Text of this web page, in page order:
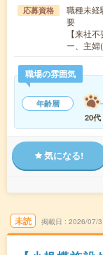
応募資格
職種未経
要
【来社
ー、主
職場の雰囲気
年齢層
20代
気になる!
未読 掲載日 2026/07/